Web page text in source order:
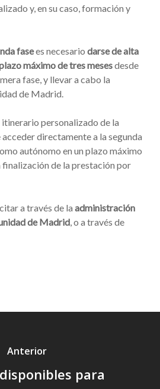
y, en su caso, formación y
fasees necesario darse de alta
máximo de tres mesesdesde
fase, y llevar a cabo la
de Madrid.
itinerario personalizado de la
directamente a la segunda
autónomo en un plazo máximo
finalización de la prestación por
a través de la administración
de Madrid, o a través de
Anterior
para